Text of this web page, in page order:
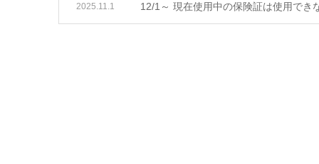
12/1～ 現在使用中の保険証は使用でき
2025.11.1